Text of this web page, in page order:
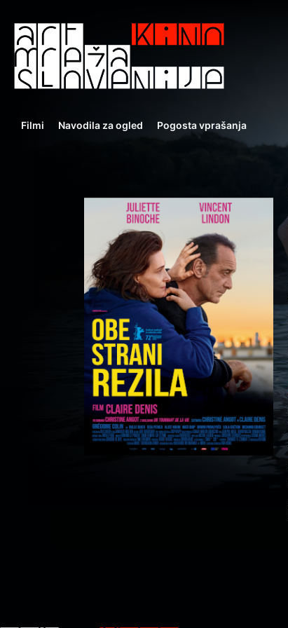
Filmi Navodila za ogled Pogosta vprašanja